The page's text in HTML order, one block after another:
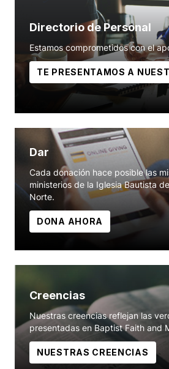
Directorio de Personal
Estamos comprometidos con el
TE PRESENTAMOS A
Dar
Cada donación hace posible las
ministerios de la Iglesia Bautista
Norte.
DONA AHORA
Creencias
Nuestras creencias reflejan las
presentadas en Baptist Faith and
NUESTRAS CREENCIAS